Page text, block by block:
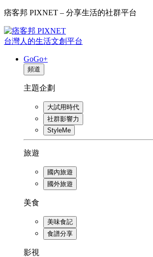
痞客邦 PIXNET – 分享生活的社群平台
台灣人的生活文創平台
GoGo+
頻道
主題企劃
大試用時代
社群影響力
StyleMe
旅遊
國內旅遊
國外旅遊
美食
美味食記
食譜分享
影視